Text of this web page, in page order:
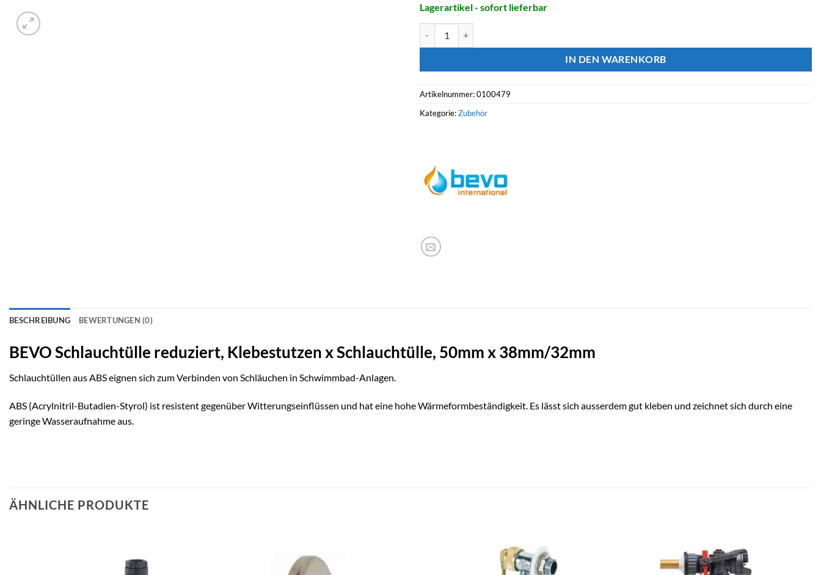
Lagerartikel - sofort lieferbar
IN DEN WARENKORB
Artikelnummer:0100479
Kategorie:Zubehör
BESCHREIBUNG BEWERTUNGEN (0)
BEVO Schlauchtülle reduziert, Klebestutzen x Schlauchtülle, 50mm x 38mm/32mm
Schlauchtüllen aus ABS eignen sich zum Verbinden von Schläuchen in Schwimmbad-Anlagen.
ABS (Acrylnitril-Butadien-Styrol) ist resistent gegenüber Witterungseinflüssen und hat eine hohe Wärmeformbeständigkeit. Es lässt sich ausserdem gut kleben und zeichnet sich durch eine
geringe Wasseraufnahme aus.
ÄHNLICHE PRODUKTE